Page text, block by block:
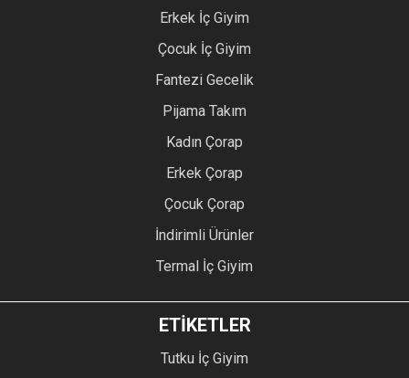
Erkek İç Giyim
Çocuk İç Giyim
Fantezi Gecelik
Pijama Takım
Kadın Çorap
Erkek Çorap
Çocuk Çorap
İndirimli Ürünler
Termal İç Giyim
ETİKETLER
Tutku İç Giyim